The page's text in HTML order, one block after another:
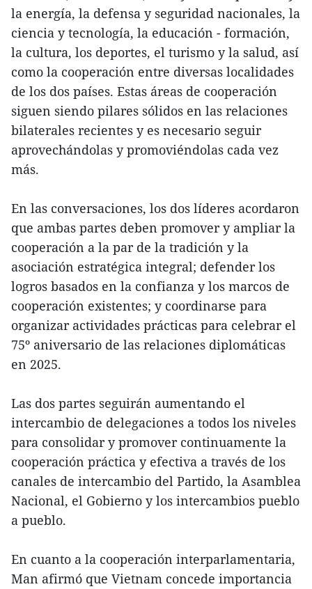
la energía, la defensa y seguridad nacionales, la
ciencia y tecnología, la educación - formación,
la cultura, los deportes, el turismo y la salud, así
como la cooperación entre diversas localidades
de los dos países. Estas áreas de cooperación
siguen siendo pilares sólidos en las relaciones
bilaterales recientes y es necesario seguir
aprovechándolas y promoviéndolas cada vez
más.
En las conversaciones, los dos líderes acordaron
que ambas partes deben promover y ampliar la
cooperación a la par de la tradición y la
asociación estratégica integral; defender los
logros basados en la confianza y los marcos de
cooperación existentes; y coordinarse para
organizar actividades prácticas para celebrar el
75º aniversario de las relaciones diplomáticas
en 2025.
Las dos partes seguirán aumentando el
intercambio de delegaciones a todos los niveles
para consolidar y promover continuamente la
cooperación práctica y efectiva a través de los
canales de intercambio del Partido, la Asamblea
Nacional, el Gobierno y los intercambios pueblo
a pueblo.
En cuanto a la cooperación interparlamentaria,
Man afirmó que Vietnam concede importancia